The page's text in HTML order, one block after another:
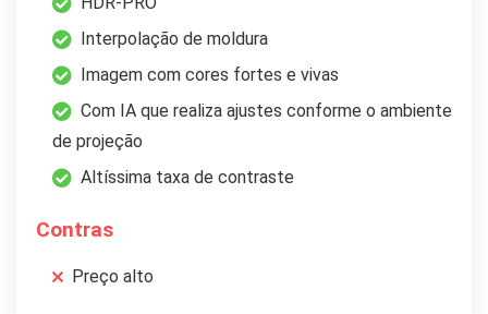
Interpolação de moldura
Imagem com cores fortes e vivas
Com IA que realiza ajustes conforme o ambiente
de projeção
Altíssima taxa de contraste
Contras
Preço alto